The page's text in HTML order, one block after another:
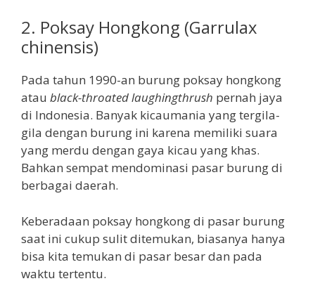
2. Poksay Hongkong (Garrulax
chinensis)
Pada tahun 1990-an burung poksay hongkong
atau black-throated laughingthrush pernah jaya
di Indonesia. Banyak kicaumania yang tergila-
gila dengan burung ini karena memiliki suara
yang merdu dengan gaya kicau yang khas.
Bahkan sempat mendominasi pasar burung di
berbagai daerah.
Keberadaan poksay hongkong di pasar burung
saat ini cukup sulit ditemukan, biasanya hanya
bisa kita temukan di pasar besar dan pada
waktu tertentu.